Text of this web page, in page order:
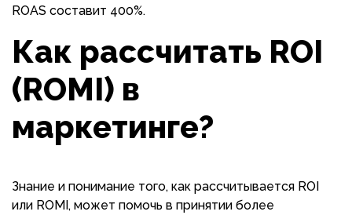
ROAS составит 400%.
Как рассчитать ROI
(ROMI) в
маркетинге?
Знание и понимание того, как рассчитывается ROI
или ROMI, может помочь в принятии более